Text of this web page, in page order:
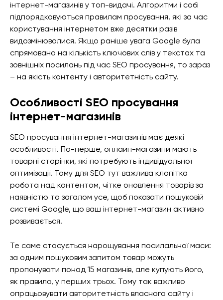
інтернет-магазинів у топ-видачі. Алгоритми і собі
підпорядковуються правилам просування, які за час
користування інтернетом вже десятки разів
видозмінювалися. Якщо раніше увага Google була
спрямована на кількість ключових слів у текстах та
зовнішніх посилань під час SEO просування, то зараз
– на якість контенту і авторитетність сайту.
Особливості SEO просування
інтернет-магазинів
SEO просування інтернет-магазинів має деякі
особливості. По-перше, онлайн-магазини мають
товарні сторінки, які потребують індивідуальної
оптимізації. Тому для SEO тут важлива клопітка
робота над контентом, чітке оновлення товарів за
наявністю та загалом усе, щоб показати пошуковій
системі Google, що ваш інтернет-магазин активно
розвивається.
Те саме стосується нарощування посилальної маси:
за одним пошуковим запитом товар можуть
пропонувати понад 15 магазинів, але купують його,
як правило, у перших трьох. Тому так важливо
опрацьовувати авторитетність власного сайту і